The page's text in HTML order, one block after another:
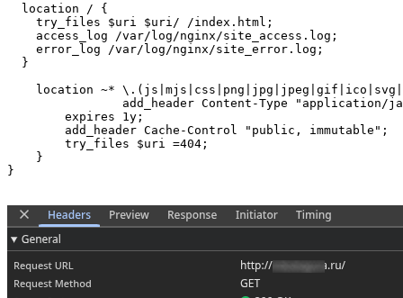
  location / {
    try_files $uri $uri/ /index.html;
    access_log /var/log/nginx/site_access.log;
    error_log /var/log/nginx/site_error.log;
  }
location ~*
        expires 1y;
        add_header Cache-Control "public, immutable";
        try_files $uri =404;
    }
}